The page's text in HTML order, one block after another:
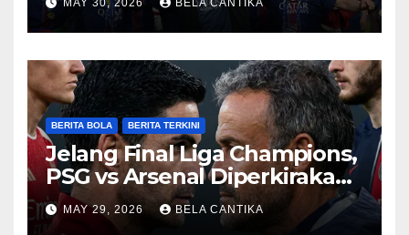
BERITA BOLA BERITA TERKINI
Jelang Final Liga Champions,
PSG vs Arsenal Diperkirakan
Sengit
MAY 29, 2026 BELA CANTIKA